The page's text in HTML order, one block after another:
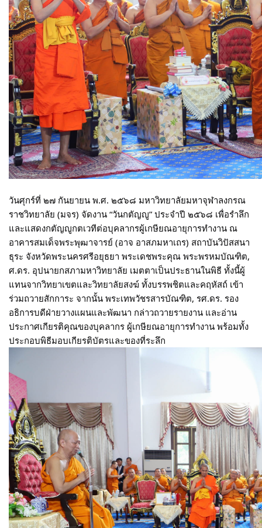
วันศุกร์ที่ ๒๗ กันยายน พ.ศ. ๒๕๖๘ มหาวิทยาลัยมหาจุฬาลงกรณ
ราชวิทยาลัย (มจร) จัดงาน “วันกตัญญู” ประจำปี ๒๕๖๘ เพื่อรำลึก
และแสดงกตัญญูกตเวทีต่อบุคลากรผู้เกษียณอายุการทำงาน ณ
อาคารสมเด็จพระพุฒาจารย์ (อาจ อาสภมหาเถร) สถาบันวิปัสสนา
ธุระ จังหวัดพระนครศรีอยุธยา พระเดชพระคุณ พระพรหมบัณฑิต,
ศ.ดร. อุปนายกสภามหาวิทยาลัย เมตตาเป็นประธานในพิธี ทั้งนี้ผู้
แทนจากวิทยาเขตและวิทยาลัยสงฆ์ ทั้งบรรพชิตและคฤหัสถ์ เข้า
ร่วมถวายสักการะ จากนั้น พระเทพวัชรสารบัณฑิต, รศ.ดร. รอง
อธิการบดีฝ่ายวางแผนและพัฒนา กล่าวถวายรายงาน และอ่าน
ประกาศเกียรติคุณของบุคลากร ผู้เกษียณอายุการทำงาน พร้อมทั้ง
ประกอบพิธีมอบเกียรติบัตรและของที่ระลึก